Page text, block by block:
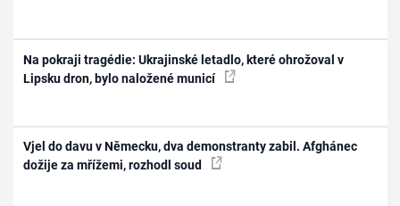
Na pokraji tragédie: Ukrajinské letadlo, které ohrožoval v
Lipsku dron, bylo naložené municí
Vjel do davu v Německu, dva demonstranty zabil. Afghánec
dožije za mřížemi, rozhodl soud